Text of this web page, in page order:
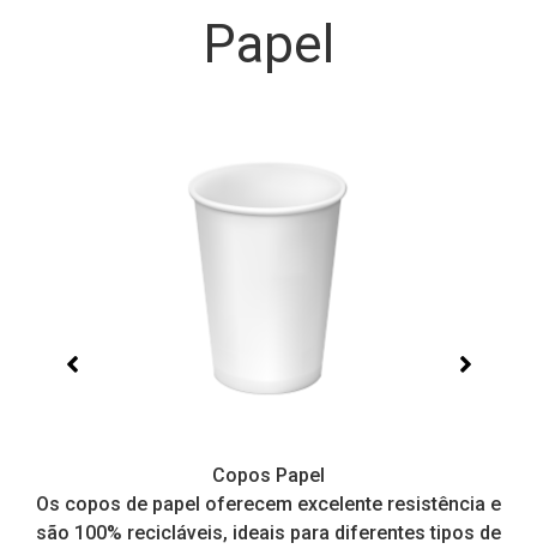
Papel
Copos Papel
Os copos de papel oferecem excelente resistência e
são 100% recicláveis, ideais para diferentes tipos de